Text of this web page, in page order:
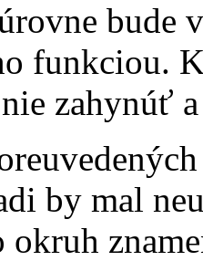
bude
funkciou.
zahynúť
by mal
okruh